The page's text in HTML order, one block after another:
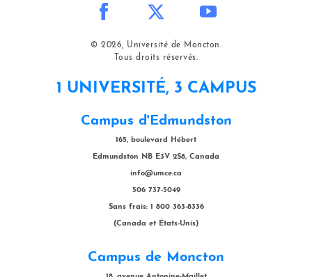
© 2026, Université de Moncton.
Tous droits réservés.
1 UNIVERSITÉ, 3 CAMPUS
Campus d'Edmundston
165, boulevard Hébert
Edmundston NB E3V 2S8, Canada
info@umce.ca
506 737-5049
Sans frais: 1 800 363-8336
(Canada et États-Unis)
Campus de Moncton